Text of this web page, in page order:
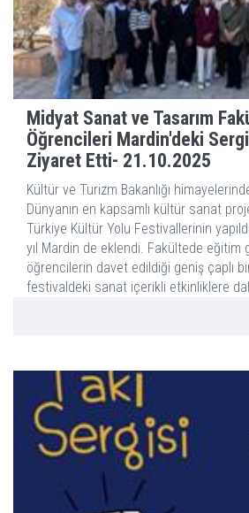
Midyat Sanat ve Tasarım
Öğrencileri Mardin'deki
Ziyaret Etti- 21.10.2025
Kültür ve Turizm Bakanlığı
Dünyanın en kapsamlı kültür sanat
Türkiye Kültür Yolu Festivallerinin
yıl Mardin de eklendi. Fakültede eğitim
öğrencilerin davet edildiği geniş çaplı
festivaldeki sanat içerikli etkinliklere